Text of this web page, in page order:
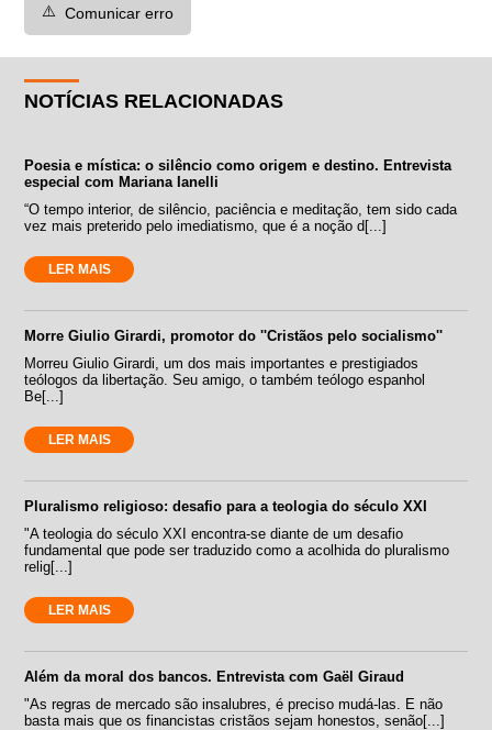
⚠️ Comunicar erro
NOTÍCIAS RELACIONADAS
Poesia e mística: o silêncio como origem e destino. Entrevista
especial com Mariana Ianelli
“O tempo interior, de silêncio, paciência e meditação, tem sido cada
vez mais preterido pelo imediatismo, que é a noção d[...]
LER MAIS
Morre Giulio Girardi, promotor do ''Cristãos pelo socialismo''
Morreu Giulio Girardi, um dos mais importantes e prestigiados
teólogos da libertação. Seu amigo, o também teólogo espanhol
Be[...]
LER MAIS
Pluralismo religioso: desafio para a teologia do século XXI
"A teologia do século XXI encontra-se diante de um desafio
fundamental que pode ser traduzido como a acolhida do pluralismo
relig[...]
LER MAIS
Além da moral dos bancos. Entrevista com Gaël Giraud
"As regras de mercado são insalubres, é preciso mudá-las. E não
basta mais que os financistas cristãos sejam honestos, senão[...]